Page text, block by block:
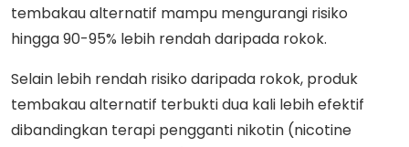
tembakau alternatif mampu mengurangi risiko
hingga 90-95% lebih rendah daripada rokok.
Selain lebih rendah risiko daripada rokok, produk
tembakau alternatif terbukti dua kali lebih efektif
dibandingkan terapi pengganti nikotin (nicotine